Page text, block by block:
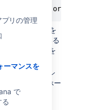
リの管理
ーマンスを
で
設定ファイルを
提供されている
定ファイル
を
す。
各アプリケーシ
す (ローカル ホー
います)。
ードで停止す